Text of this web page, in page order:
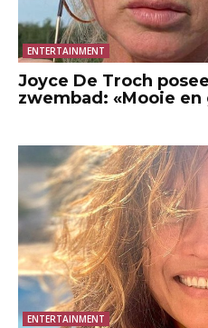
ENTERTAINMENT
Joyce De Troch
zwembad: «Mooie
ENTERTAINMENT